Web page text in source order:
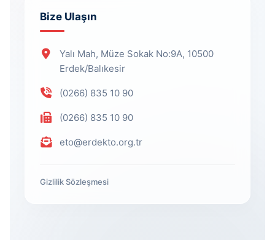
Bize Ulaşın
Yalı Mah, Müze Sokak No:9A, 10500
Erdek/Balıkesir
(0266) 835 10 90
(0266) 835 10 90
eto@erdekto.org.tr
Gizlilik Sözleşmesi